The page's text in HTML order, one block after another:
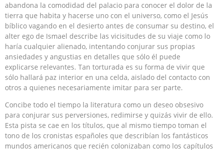
abandona la comodidad del palacio para conocer el dolor de la
tierra que habita y hacerse uno con el universo, como el Jesús
bíblico vagando en el desierto antes de consumar su destino, el
alter ego de Ismael describe las vicisitudes de su viaje como lo
haría cualquier alienado, intentando conjurar sus propias
ansiedades y angustias en detalles que sólo él puede
explicarse relevantes. Tan torturada es su forma de vivir que
sólo hallará paz interior en una celda, aislado del contacto con
otros a quienes necesariamente imitar para ser parte.
Concibe todo el tiempo la literatura como un deseo obsesivo
para conjurar sus perversiones, redimirse y quizás vivir de ello.
Esta pista se cae en los títulos, que al mismo tiempo toman el
tono de los cronistas españoles que describían los fantásticos
mundos americanos que recién colonizaban como los capítulos